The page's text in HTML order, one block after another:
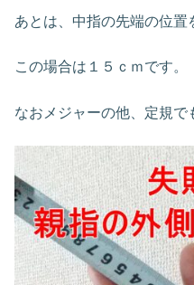
あとは、中指の先端の位置
この場合は１５ｃｍです。
なおメジャーの他、定規で